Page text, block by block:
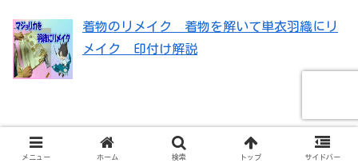
着物のリメイク 着物を解いて単衣羽織にリ
メイク 印付け解説
メニュー ホーム 検索 トップ サイドバー